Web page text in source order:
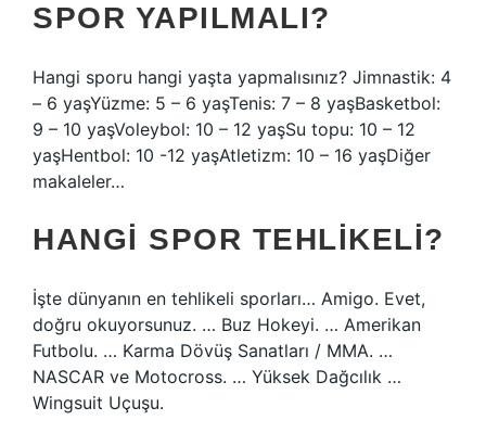
SPOR YAPILMALI?
Hangi sporu hangi yaşta yapmalısınız? Jimnastik: 4
– 6 yaşYüzme: 5 – 6 yaşTenis: 7 – 8 yaşBasketbol:
9 – 10 yaşVoleybol: 10 – 12 yaşSu topu: 10 – 12
yaşHentbol: 10 -12 yaşAtletizm: 10 – 16 yaşDiğer
makaleler…
HANGI SPOR TEHLIKELI?
İşte dünyanın en tehlikeli sporları… Amigo. Evet,
doğru okuyorsunuz. … Buz Hokeyi. … Amerikan
Futbolu. … Karma Dövüş Sanatları / MMA. …
NASCAR ve Motocross. … Yüksek Dağcılık …
Wingsuit Uçuşu.